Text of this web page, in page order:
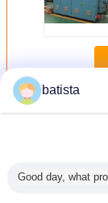
Больше
batista
Good day, what